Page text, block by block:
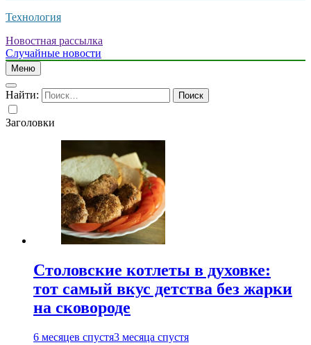
Технология
Новостная рассылка
Случайные новости
Меню
Найти:
Заголовки
Столовские котлеты в духовке:
тот самый вкус детства без жарки
на сковороде
6 месяцев спустя3 месяца спустя